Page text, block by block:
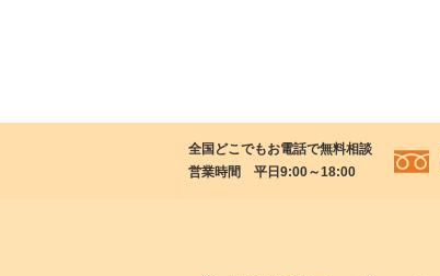
全国どこでもお電話で無料相談
営業時間 平日9:00～18:00